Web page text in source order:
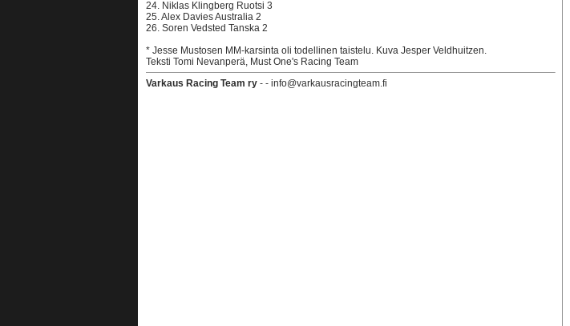
24. Niklas Klingberg Ruotsi 3
25. Alex Davies Australia 2
26. Soren Vedsted Tanska 2
* Jesse Mustosen MM-karsinta oli todellinen taistelu. Kuva Jesper Veldhuitzen.
Teksti Tomi Nevanperä, Must One's Racing Team
Varkaus Racing Team ry - - info@varkausracingteam.fi